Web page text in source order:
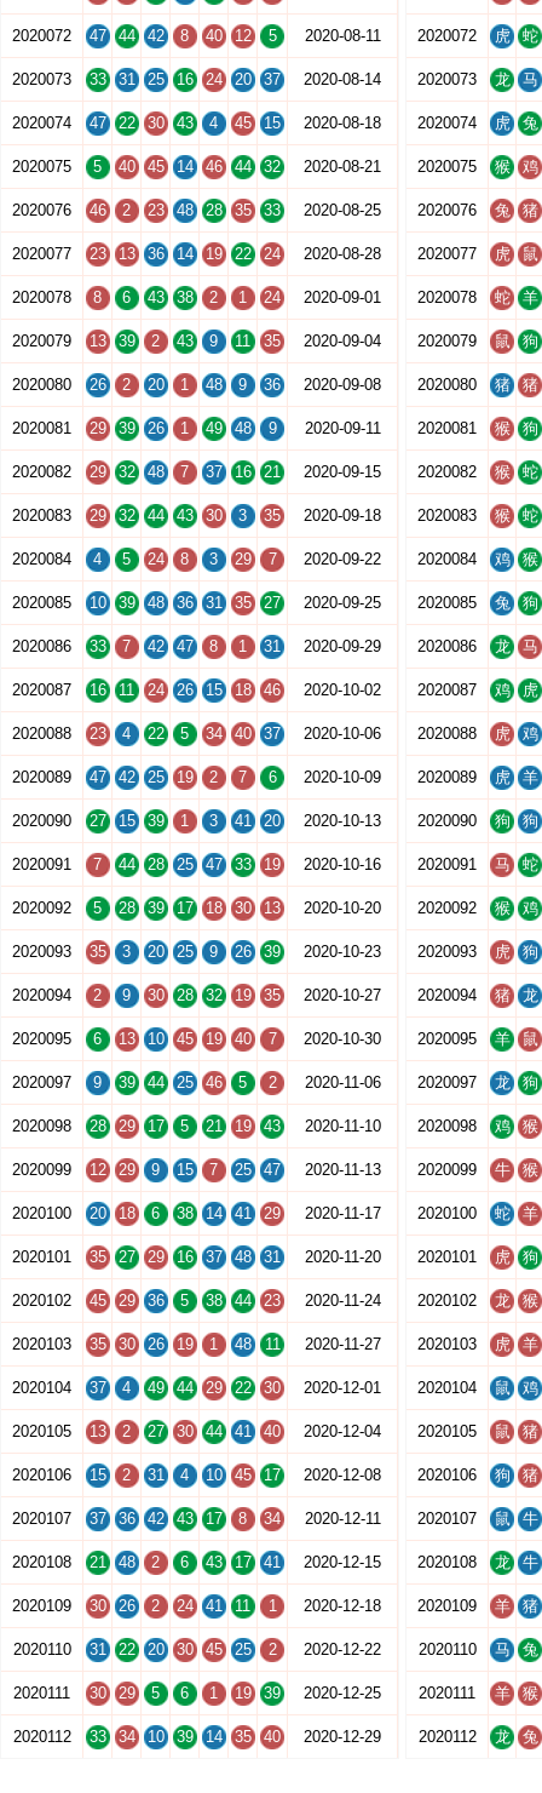
2020072 47 44 42 8 40 12 5 2020-08-11
2020073 33 31 25 16 24 20 37 2020-08-14
2020074 47 22 30 43 4 45 15 2020-08-18
2020075 5 40 45 14 46 44 32 2020-08-21
2020076 46 2 23 48 28 35 33 2020-08-25
2020077 23 13 36 14 19 22 24 2020-08-28
2020078 8 6 43 38 2 1 24 2020-09-01
2020079 13 39 2 43 9 11 35 2020-09-04
2020080 26 2 20 1 48 9 36 2020-09-08
2020081 29 39 26 1 49 48 9 2020-09-11
2020082 29 32 48 7 37 16 21 2020-09-15
2020083 29 32 44 43 30 3 35 2020-09-18
2020084 4 5 24 8 3 29 7 2020-09-22
2020085 10 39 48 36 31 35 27 2020-09-25
2020086 33 7 42 47 8 1 31 2020-09-29
2020087 16 11 24 26 15 18 46 2020-10-02
2020088 23 4 22 5 34 40 37 2020-10-06
2020089 47 42 25 19 2 7 6 2020-10-09
2020090 27 15 39 1 3 41 20 2020-10-13
2020091 7 44 28 25 47 33 19 2020-10-16
2020092 5 28 39 17 18 30 13 2020-10-20
2020093 35 3 20 25 9 26 39 2020-10-23
2020094 2 9 30 28 32 19 35 2020-10-27
2020095 6 13 10 45 19 40 7 2020-10-30
2020097 9 39 44 25 46 5 2 2020-11-06
2020098 28 29 17 5 21 19 43 2020-11-10
2020099 12 29 9 15 7 25 47 2020-11-13
2020100 20 18 6 38 14 41 29 2020-11-17
2020101 35 27 29 16 37 48 31 2020-11-20
2020102 45 29 36 5 38 44 23 2020-11-24
2020103 35 30 26 19 1 48 11 2020-11-27
2020104 37 4 49 44 29 22 30 2020-12-01
2020105 13 2 27 30 44 41 40 2020-12-04
2020106 15 2 31 4 10 45 17 2020-12-08
2020107 37 36 42 43 17 8 34 2020-12-11
2020108 21 48 2 6 43 17 41 2020-12-15
2020109 30 26 2 24 41 11 1 2020-12-18
2020110 31 22 20 30 45 25 2 2020-12-22
2020111 30 29 5 6 1 19 39 2020-12-25
2020112 33 34 10 39 14 35 40 2020-12-29
2020072 虎 蛇
2020073 龙 马
2020074 虎 兔
2020075 猴 鸡
2020076 兔 猪
2020077 虎 鼠
2020078 蛇 羊
2020079 鼠 狗
2020080 猪 猪
2020081 猴 狗
2020082 猴 蛇
2020083 猴 蛇
2020084 鸡 猴
2020085 兔 狗
2020086 龙 马
2020087 鸡 虎
2020088 虎 鸡
2020089 虎 羊
2020090 狗 狗
2020091 马 蛇
2020092 猴 鸡
2020093 虎 狗
2020094 猪 龙
2020095 羊 鼠
2020097 龙 狗
2020098 鸡 猴
2020099 牛 猴
2020100 蛇 羊
2020101 虎 狗
2020102 龙 猴
2020103 虎 羊
2020104 鼠 鸡
2020105 鼠 猪
2020106 狗 猪
2020107 鼠 牛
2020108 龙 牛
2020109 羊 猪
2020110 马 兔
2020111 羊 猴
2020112 龙 兔